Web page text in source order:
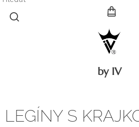
by IV
LEGÍNY S